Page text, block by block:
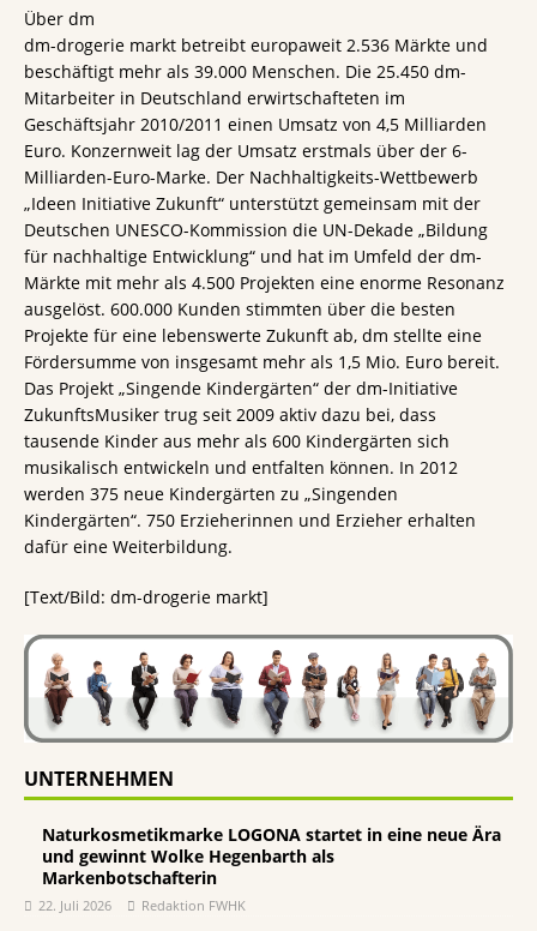
Über dm
dm-drogerie markt betreibt europaweit 2.536 Märkte und
beschäftigt mehr als 39.000 Menschen. Die 25.450 dm-
Mitarbeiter in Deutschland erwirtschafteten im
Geschäftsjahr 2010/2011 einen Umsatz von 4,5 Milliarden
Euro. Konzernweit lag der Umsatz erstmals über der 6-
Milliarden-Euro-Marke. Der Nachhaltigkeits-Wettbewerb
„Ideen Initiative Zukunft“ unterstützt gemeinsam mit der
Deutschen UNESCO-Kommission die UN-Dekade „Bildung
für nachhaltige Entwicklung“ und hat im Umfeld der dm-
Märkte mit mehr als 4.500 Projekten eine enorme Resonanz
ausgelöst. 600.000 Kunden stimmten über die besten
Projekte für eine lebenswerte Zukunft ab, dm stellte eine
Fördersumme von insgesamt mehr als 1,5 Mio. Euro bereit.
Das Projekt „Singende Kindergärten“ der dm-Initiative
ZukunftsMusiker trug seit 2009 aktiv dazu bei, dass
tausende Kinder aus mehr als 600 Kindergärten sich
musikalisch entwickeln und entfalten können. In 2012
werden 375 neue Kindergärten zu „Singenden
Kindergärten“. 750 Erzieherinnen und Erzieher erhalten
dafür eine Weiterbildung.
[Text/Bild: dm-drogerie markt]
UNTERNEHMEN
Naturkosmetikmarke LOGONA startet in eine neue Ära
und gewinnt Wolke Hegenbarth als
Markenbotschafterin
22. Juli 2026 Redaktion FWHK